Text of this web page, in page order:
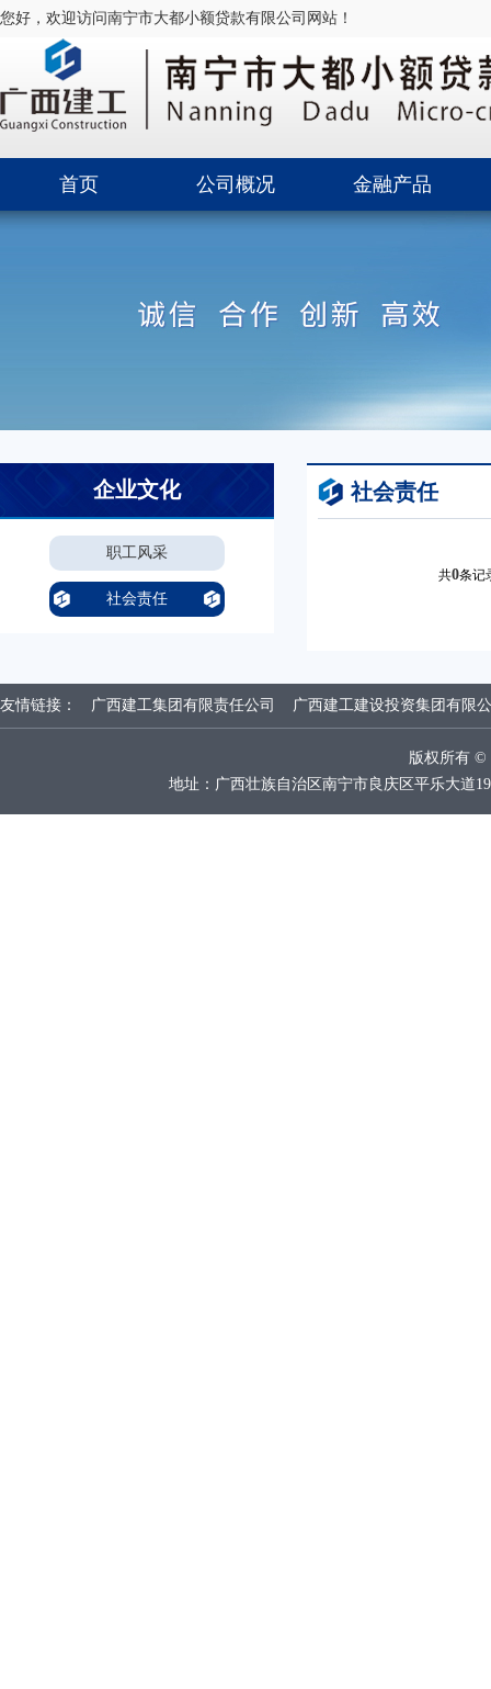
您好，欢迎访问南宁市大都小额贷款有限公司网站！
首页 公司概况 金融产品
企业文化
职工风采
社会责任
社会责任
共0条记
友情链接： 广西建工集团有限责任公司 广西建工建设投资集团有限
版权所有
地址：广西壮族自治区南宁市良庆区平乐大